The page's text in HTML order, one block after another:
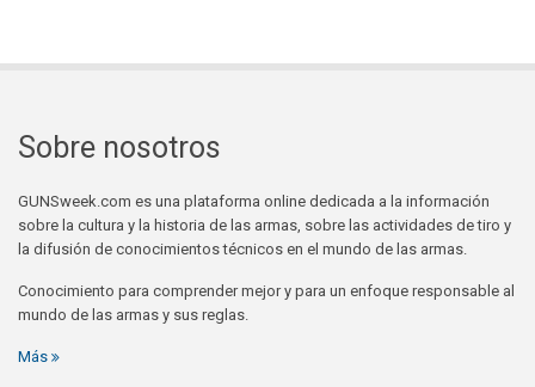
Sobre nosotros
GUNSweek.com es una plataforma online dedicada a la información
sobre la cultura y la historia de las armas, sobre las actividades de tiro y
la difusión de conocimientos técnicos en el mundo de las armas.
Conocimiento para comprender mejor y para un enfoque responsable al
mundo de las armas y sus reglas.
Más